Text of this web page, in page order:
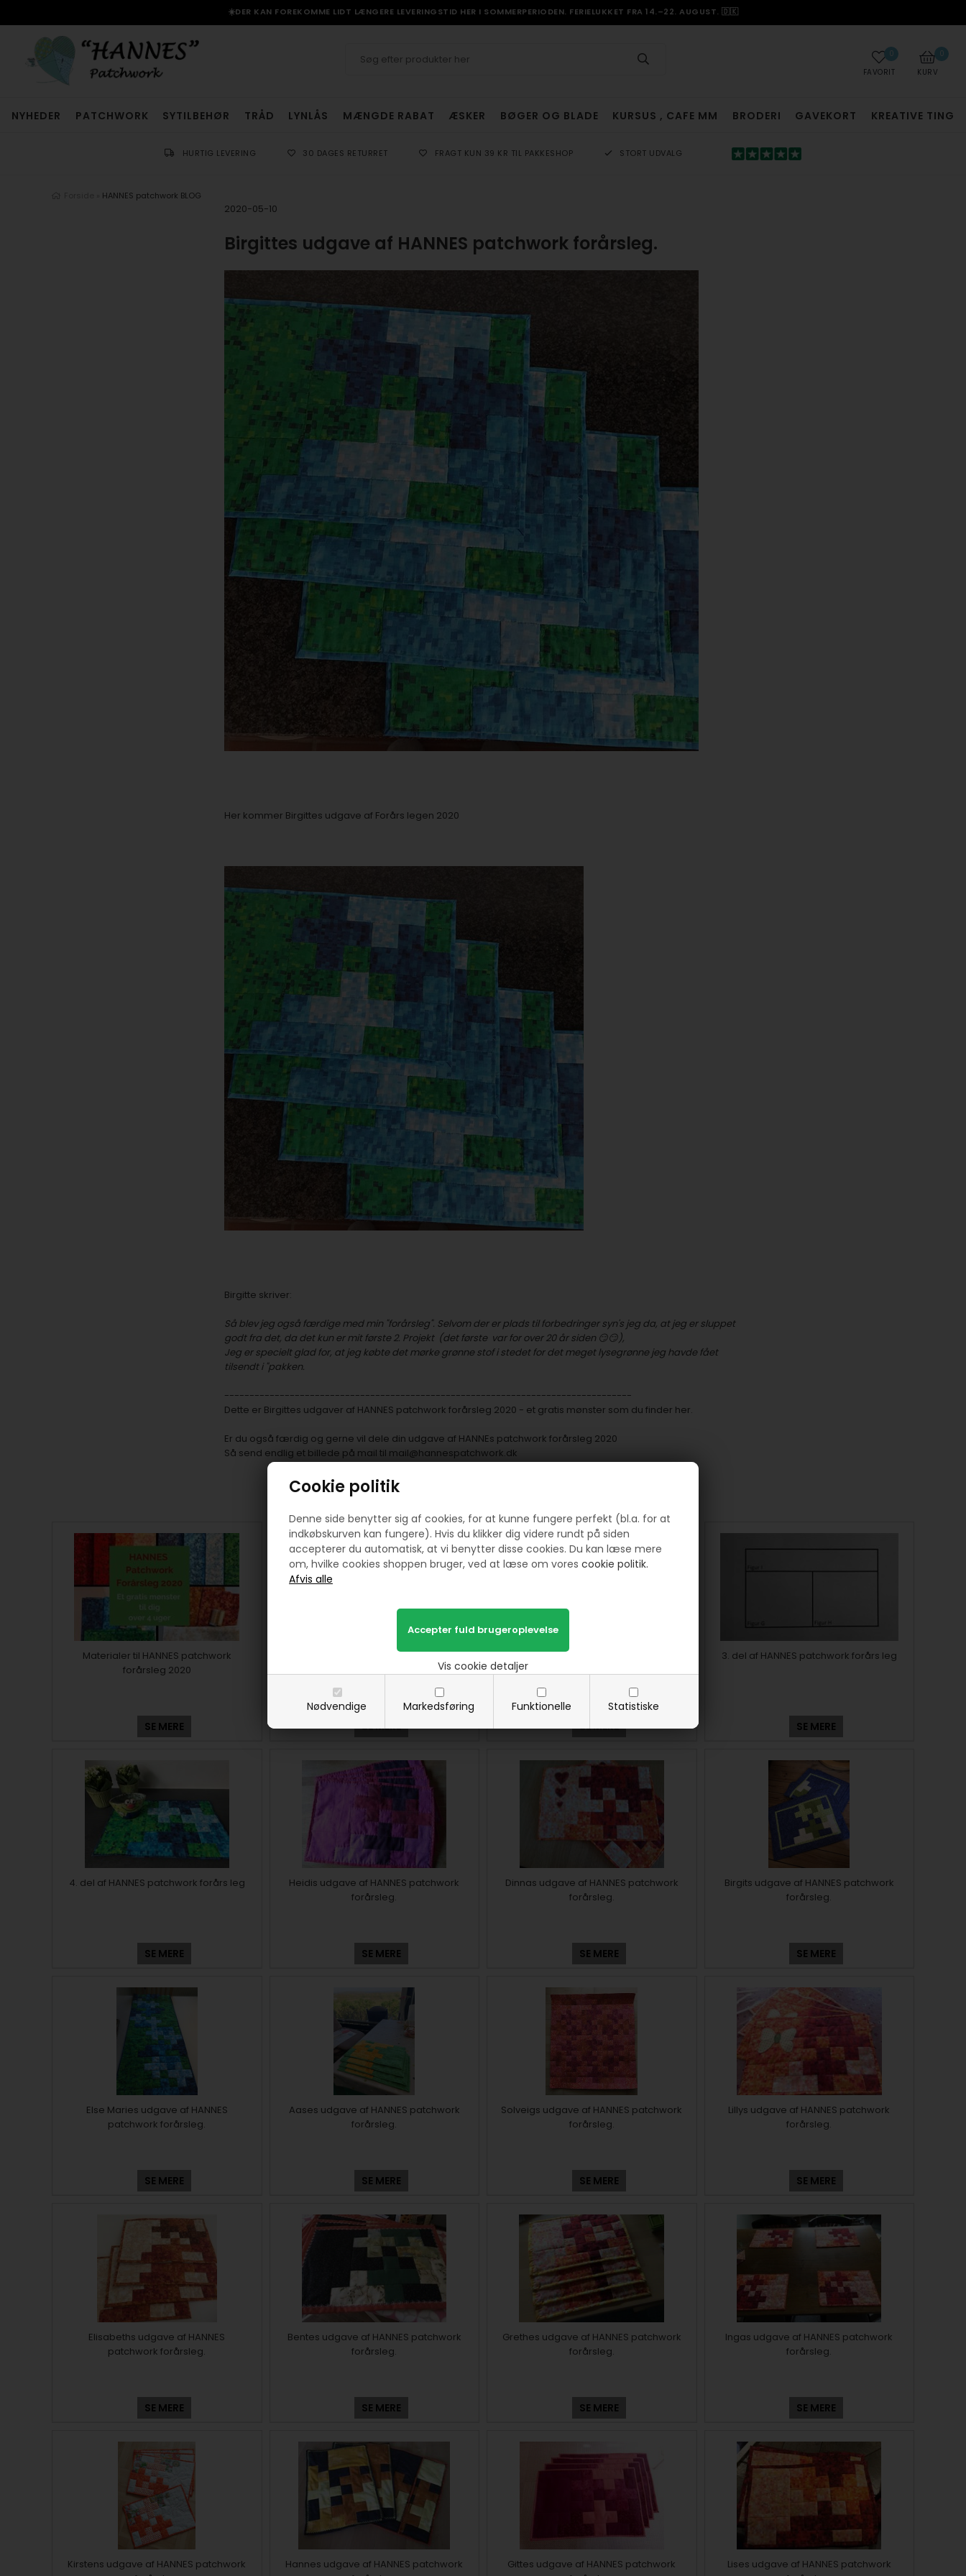
Cookie politik
Denne side benytter sig af cookies, for at kunne fungere perfekt (bl.a. for at
indkøbskurven kan fungere). Hvis du klikker dig videre rundt på siden
accepterer du automatisk, at vi benytter disse cookies. Du kan læse mere
om, hvilke cookies shoppen bruger, ved at læse om vores cookie politik.
Nødvendige Markedsføring Funktionelle Statistiske
Vis cookie detaljer
☀️DER KAN FOREKOMME LIDT LÆNGERE LEVERINGSTID HER I SOMMERPERIODEN. FERIELUKKET FRA 14.–22. AUGUST. 🇩🇰
0
KURV
0
FAVORIT
NYHEDER PATCHWORK SYTILBEHØR TRÅD LYNLÅS MÆNGDE RABAT ÆSKER BØGER OG BLADE KURSUS , CAFE MM BRODERI GAVEKORT KREATIVE TING
HURTIG LEVERING 30 DAGES RETURRET FRAGT KUN 39 KR TIL PAKKESHOP STORT UDVALG
HANNES patchwork BLOG
2020-05-10
Birgittes udgave af HANNES patchwork forårsleg.
Her kommer Birgittes udgave af Forårs legen 2020
Birgitte skriver:
Så blev jeg også færdige med min "forårsleg". Selvom der er plads til forbedringer syn's jeg da, at jeg er sluppet
godt fra det, da det kun er mit første 2. Projekt (det første var for over 20 år siden 😏😏),
Jeg er specielt glad for, at jeg købte det mørke grønne stof i stedet for det meget lysegrønne jeg havde fået
tilsendt i "pakken.
---------------------------------------------------------------------------------
Dette er Birgittes udgaver af HANNES patchwork forårsleg 2020 - et gratis mønster som du finder her.
Er du også færdig og gerne vil dele din udgave af HANNEs patchwork forårsleg 2020
Så send endlig et billede på mail til mail@hannespatchwork.dk
Materialer til HANNES patchwork
forårsleg 2020
SE MERE
1. del af HANNES patchwork forårsleg -
SE MERE
2. del af HANNES patchwork forårs leg
SE MERE
3. del af HANNES patchwork forårs leg
SE MERE
4. del af HANNES patchwork forårs leg
SE MERE
Heidis udgave af HANNES patchwork
forårsleg.
SE MERE
Dinnas udgave af HANNES patchwork
forårsleg.
SE MERE
Birgits udgave af HANNES patchwork
forårsleg.
SE MERE
Else Maries udgave af HANNES
patchwork forårsleg.
SE MERE
Aases udgave af HANNES patchwork
forårsleg.
SE MERE
Solveigs udgave af HANNES patchwork
forårsleg.
SE MERE
Lillys udgave af HANNES patchwork
forårsleg.
SE MERE
Elisabeths udgave af HANNES
patchwork forårsleg.
SE MERE
Bentes udgave af HANNES patchwork
forårsleg.
SE MERE
Grethes udgave af HANNES patchwork
forårsleg.
SE MERE
Ingas udgave af HANNES patchwork
forårsleg.
SE MERE
Kirstens udgave af HANNES patchwork
Hannes udgave af HANNES patchwork
Gittes udgave af HANNES patchwork
Lises udgave af HANNES patchwork